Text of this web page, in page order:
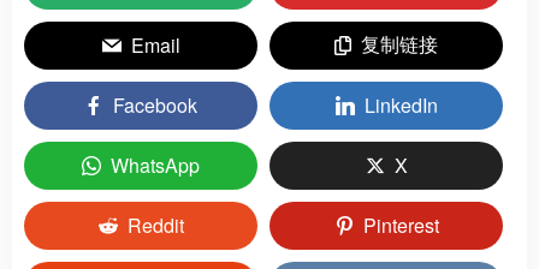
Email 复制链接
Facebook LinkedIn
WhatsApp X
Reddit Pinterest